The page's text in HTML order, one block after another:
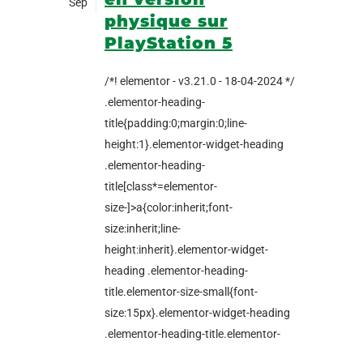
Sep
physique sur
PlayStation 5
/*! elementor - v3.21.0 - 18-04-2024 */
.elementor-heading-
title{padding:0;margin:0;line-
height:1}.elementor-widget-heading
.elementor-heading-
title[class*=elementor-
size-]>a{color:inherit;font-
size:inherit;line-
height:inherit}.elementor-widget-
heading .elementor-heading-
title.elementor-size-small{font-
size:15px}.elementor-widget-heading
.elementor-heading-title.elementor-